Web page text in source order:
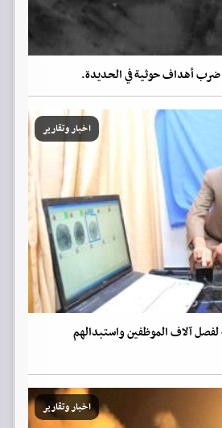
أهداف حوثية في الحديدة.
اخبار وتقارير
آلاف الموظفين واستبدالهم
اخبار وتقارير